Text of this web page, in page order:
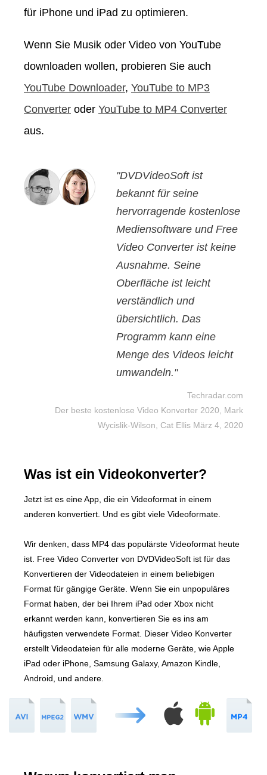
für iPhone und iPad zu optimieren.
Wenn Sie Musik oder Video von YouTube
downloaden wollen, probieren Sie auch
YouTube Downloader, YouTube to MP3
Converter oder YouTube to MP4 Converter
aus.
"DVDVideoSoft ist
bekannt für seine
hervorragende kostenlose
Mediensoftware und Free
Video Converter ist keine
Ausnahme. Seine
Oberfläche ist leicht
verständlich und
übersichtlich. Das
Programm kann eine
Menge des Videos leicht
umwandeln."
Techradar.com
Der beste kostenlose Video Konverter 2020, Mark
Wycislik-Wilson, Cat Ellis März 4, 2020
Was ist ein Videokonverter?
Jetzt ist es eine App, die ein Videoformat in einem
anderen konvertiert. Und es gibt viele Videoformate.
Wir denken, dass MP4 das populärste Videoformat heute
ist. Free Video Converter von DVDVideoSoft ist für das
Konvertieren der Videodateien in einem beliebigen
Format für gängige Geräte. Wenn Sie ein unpopuläres
Format haben, der bei Ihrem iPad oder Xbox nicht
erkannt werden kann, konvertieren Sie es ins am
häufigsten verwendete Format. Dieser Video Konverter
erstellt Videodateien für alle moderne Geräte, wie Apple
iPad oder iPhone, Samsung Galaxy, Amazon Kindle,
Android, und andere.